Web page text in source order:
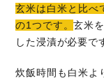
玄米は白米と比べ
の1つです。玄米
した浸漬が必要で
炊飯時間も白米よ